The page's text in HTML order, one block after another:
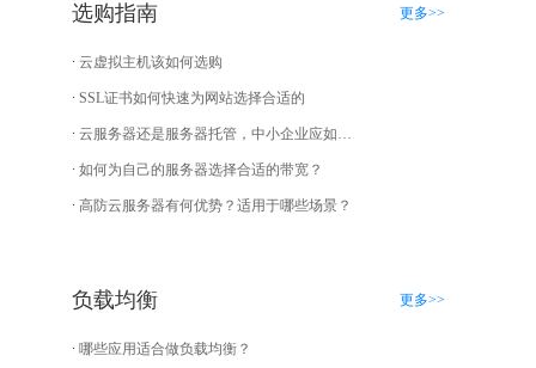
选购指南 更多>>
云虚拟主机该如何选购
SSL证书如何快速为网站选择合适的
云服务器还是服务器托管，中小企业应如何选择？
如何为自己的服务器选择合适的带宽？
高防云服务器有何优势？适用于哪些场景？
负载均衡 更多>>
哪些应用适合做负载均衡？